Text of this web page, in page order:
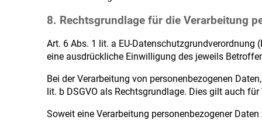
8. Rechtsgrundlage für die Verarbeitung
Art. 6 Abs. 1 lit. a EU-Datenschutzgrundverordnung
eine ausdrückliche Einwilligung des jeweils
Bei der Verarbeitung von personenbezogenen
lit. b DSGVO als Rechtsgrundlage. Dies gilt auch
Soweit eine Verarbeitung personenbezogener